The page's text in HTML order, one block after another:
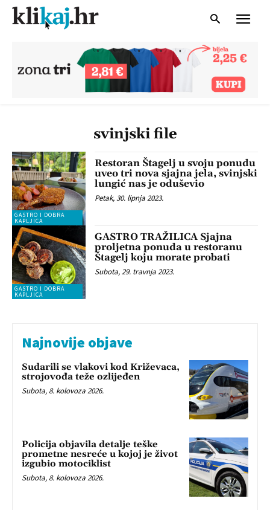
svinjski file
GASTRO I DOBRA
KAPLJICA
Restoran Štagelj u svoju ponudu
uveo tri nova sjajna jela, svinjski
lungić nas je oduševio
Petak, 30. lipnja 2023.
GASTRO I DOBRA
KAPLJICA
GASTRO TRAŽILICA Sjajna
proljetna ponuda u restoranu
Štagelj koju morate probati
Subota, 29. travnja 2023.
Najnovije objave
Sudarili se vlakovi kod Križevaca,
strojovođa teže ozlijeđen
Subota, 8. kolovoza 2026.
Policija objavila detalje teške
prometne nesreće u kojoj je život
izgubio motociklist
Subota, 8. kolovoza 2026.